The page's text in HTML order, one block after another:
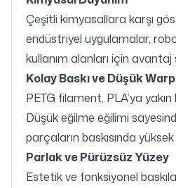
Çeşitli kimyasallara karşı
endüstriyel uygulamalar,
kullanım alanları için avantaj
Kolay Baskı ve Düşük
PETG filament, PLA’ya yakın
Düşük eğilme eğilimi
parçaların baskısında
Parlak ve Pürüzsüz Yüzey
Estetik ve fonksiyonel